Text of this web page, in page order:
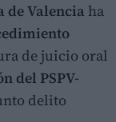
Valencia ha
de juicio oral
del PSPV-
delito